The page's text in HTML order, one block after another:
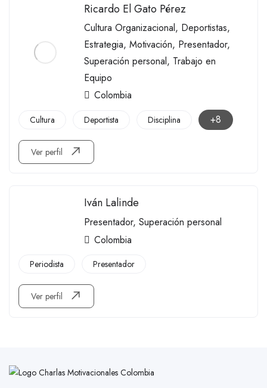
Ricardo El Gato Pérez
Cultura Organizacional, Deportistas,
Estrategia, Motivación, Presentador,
Superación personal, Trabajo en
Equipo
Colombia
Cultura Deportista Disciplina +8
Ver perfil
Iván Lalinde
Presentador, Superación personal
Colombia
Periodista Presentador
Ver perfil